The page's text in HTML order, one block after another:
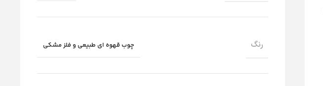
رنگ چوب قهوه ای طبیعی و فلز مشکی